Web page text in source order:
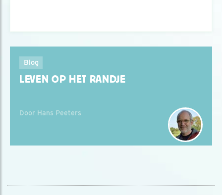
Blog
LEVEN OP HET RANDJE
Door Hans Peeters